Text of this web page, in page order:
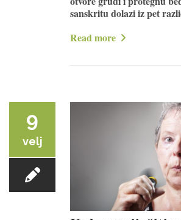
sanskritu dolazi iz pet
Read more
9
velj